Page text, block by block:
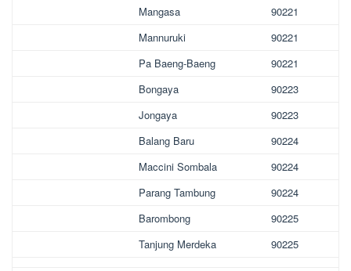
Mangasa
90221
Mannuruki
90221
Pa Baeng-Baeng
90221
Bongaya
90223
Jongaya
90223
Balang Baru
90224
Maccini Sombala
90224
Parang Tambung
90224
Barombong
90225
Tanjung Merdeka
90225